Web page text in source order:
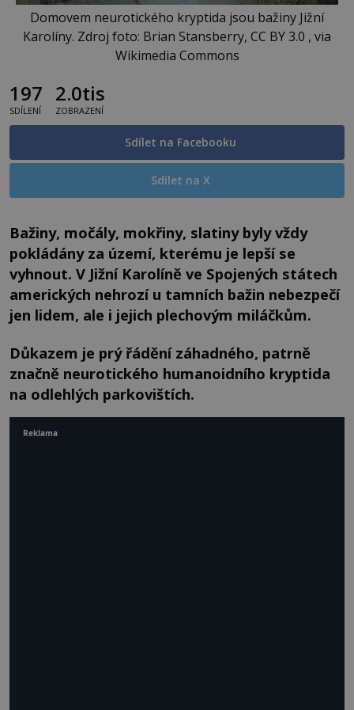
Domovem neurotického kryptida jsou bažiny Jižní
Karolíny. Zdroj foto: Brian Stansberry, CC BY 3.0 , via
Wikimedia Commons
197
SDÍLENÍ
2.0tis
ZOBRAZENÍ
Sdílet na Facebooku
Sdílet na X
Bažiny, močály, mokřiny, slatiny byly vždy
pokládány za území, kterému je lepší se
vyhnout. V Jižní Karolíně ve Spojených státech
amerických nehrozí u tamních bažin nebezpečí
jen lidem, ale i jejich plechovým miláčkům.
Důkazem je prý řádění záhadného, patrně
značně neurotického humanoidního kryptida
na odlehlých parkovištích.
Reklama